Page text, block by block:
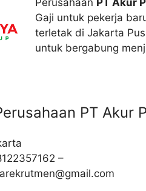
Perusahaan PT Akur
Gaji untuk pekerja
terletak di Jakarta
untuk bergabung
PT Akur
–